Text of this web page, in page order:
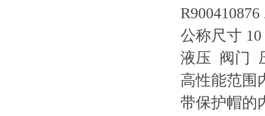
公称尺寸
液压 阀门
高性能范围
带保护帽的